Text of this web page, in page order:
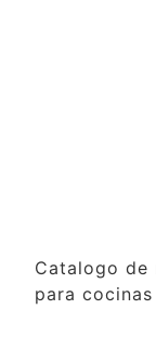
Catalogo de
para